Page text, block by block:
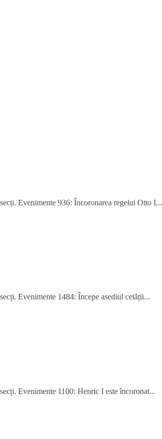
Evenimente 936: Încoronarea regelui Otto I...
Evenimente 1484: Începe asediul cetății...
Evenimente 1100: Henric I este încoronat...